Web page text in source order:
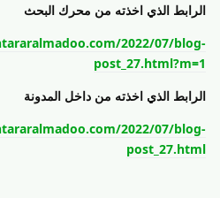
الرابط الذي اخذته من محرك البحث
2022/07/blog-
post_27.html?m=1
الرابط الذي اخذته من داخل المدونة
2022/07/blog-
post_27.html